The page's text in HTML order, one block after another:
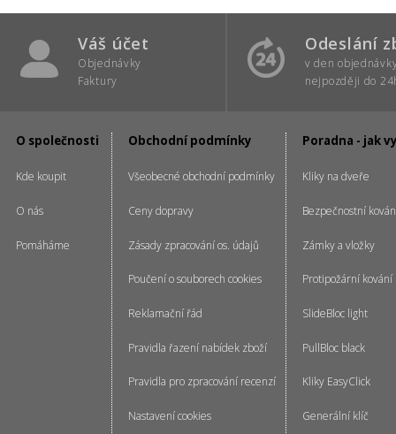
Váš účet
Objednávky
Faktury
Odeslání
v den
nejpozději do
O společnosti
Kde koupit
O nás
Pomáháme
Obchodní podmínky
Všeobecné obchodní podmínky
Ceny dopravy
Zásady zpracování os. údajů
Poučení o souborech cookies
Reklamační řád
Pravidla řazení nabídek zboží
Pravidla pro zpracování recenzí
Nastavení cookies
Poradna - jak
Kliky na dveře
Bezpečnostní
Zámky a vložky
Protipožární kování
SlideBloc light
PullBloc black
Kliky EasyClick
Generální klíč